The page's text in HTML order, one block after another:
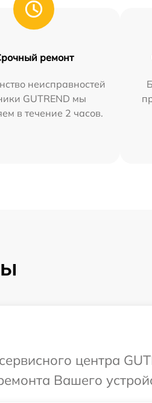
ремонт
неисправностей
GUTREND мы
в течение 2 часов.
центра
Вашего